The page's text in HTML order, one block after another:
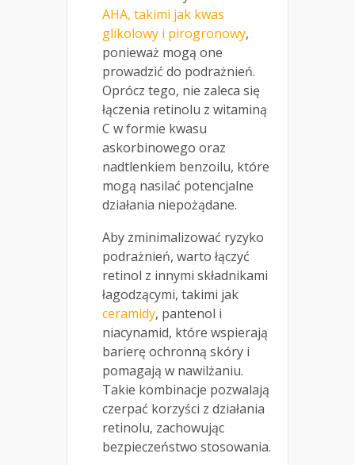
AHA, takimi jak kwas
glikolowy i pirogronowy,
ponieważ mogą one
prowadzić do podrażnień.
Oprócz tego, nie zaleca się
łączenia retinolu z witaminą
C w formie kwasu
askorbinowego oraz
nadtlenkiem benzoilu, które
mogą nasilać potencjalne
działania niepożądane.
Aby zminimalizować ryzyko
podrażnień, warto łączyć
retinol z innymi składnikami
łagodzącymi, takimi jak
ceramidy, pantenol i
niacynamid, które wspierają
barierę ochronną skóry i
pomagają w nawilżaniu.
Takie kombinacje pozwalają
czerpać korzyści z działania
retinolu, zachowując
bezpieczeństwo stosowania.